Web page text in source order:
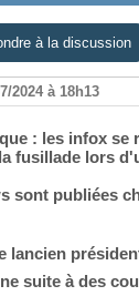
à la discussion
2024 à 18h13
: les infox se
fusillade lors
sont publiées
lancien
suite à des